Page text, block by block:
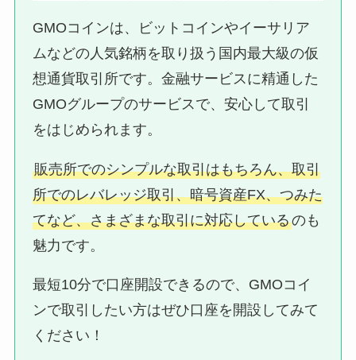
GMOコインは、ビットコインやイーサリア
ムなどの人気銘柄を取り扱う国内最大級の仮
想通貨取引所です。金融サービスに精通した
GMOグループのサービスで、安心して取引
をはじめられます。
販売所でのシンプルな取引はもちろん、取引
所でのレバレッジ取引、暗号資産FX、つみた
てなど、さまざまな取引に対応しているのも
魅力です。
最短10分で口座開設できるので、GMOコイ
ンで取引したい方はぜひ口座を開設してみて
ください！